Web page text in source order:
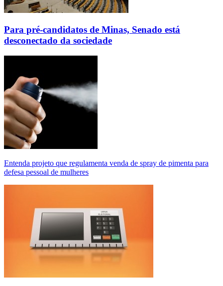
Para pré-candidatos de Minas, Senado está
desconectado da sociedade
Entenda projeto que regulamenta venda de spray de pimenta para
defesa pessoal de mulheres